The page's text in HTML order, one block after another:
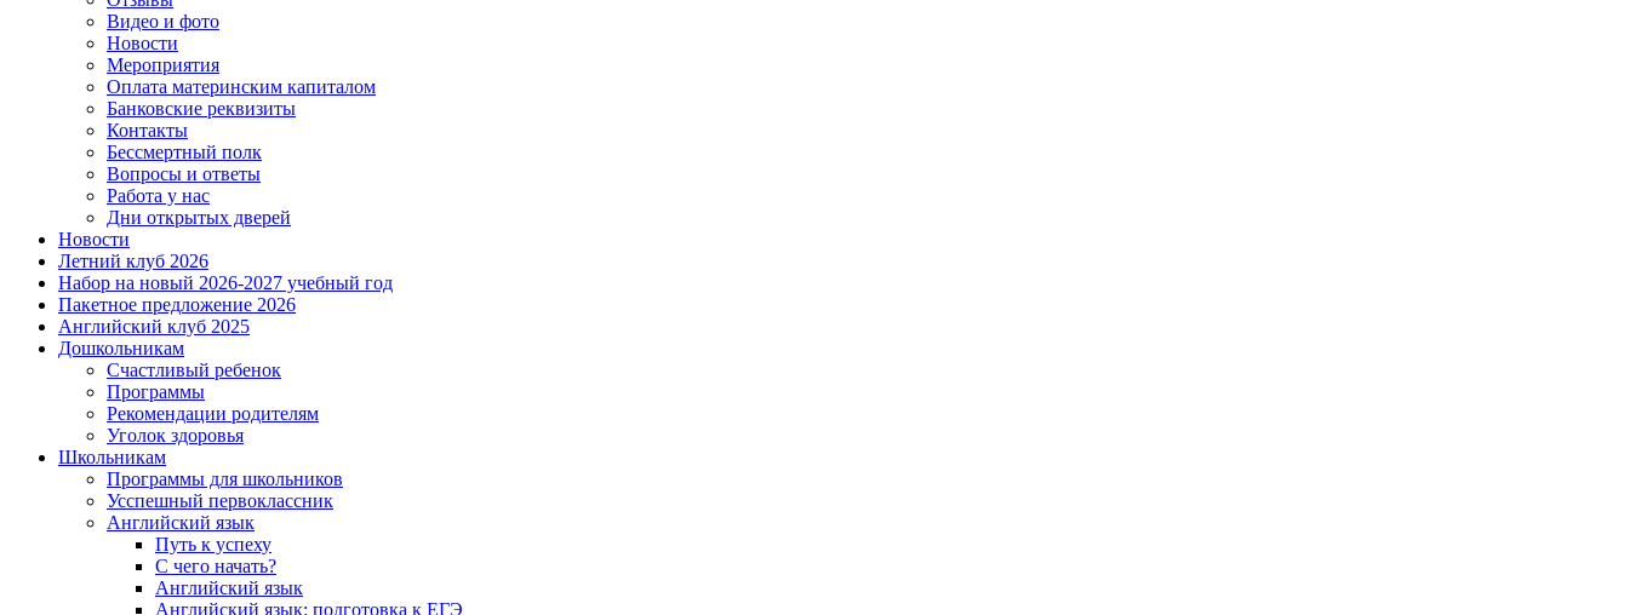
Видео и фото
Новости
Мероприятия
Оплата материнским капиталом
Банковские реквизиты
Контакты
Бессмертный полк
Вопросы и ответы
Работа у нас
Дни открытых дверей
Новости
Летний клуб 2026
Набор на новый 2026-2027 учебный год
Пакетное предложение 2026
Английский клуб 2025
Дошкольникам
Счастливый ребенок
Программы
Рекомендации родителям
Уголок здоровья
Школьникам
Программы для школьников
Усспешный первоклассник
Английский язык
Путь к успеху
С чего начать?
Английский язык
Английский язык: подготовка к ЕГЭ